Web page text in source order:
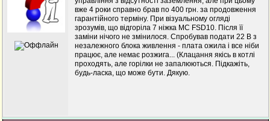
вже 4 роки справно брав по 400 грн. за продовження
гарантійного терміну. При візуальному огляді
зрозумів, що відгоріла 7 ніжка МС FSD10. Після її
заміни нічого не змінилося. Спробував подати 22 В з
незалежного блока живлення - плата ожила і все ніби
працює, але немає розжига... (Клацання якісь в котлі
проходять, але горілки не запалюються. Підкажіть,
будь-ласка, що може бути. Дякую.